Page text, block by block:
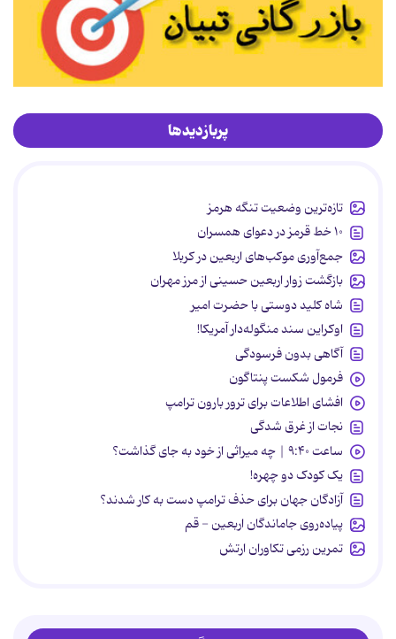
پربازدیدها
تازه‌ترین وضعیت تنگه هرمز
۱۰ خط قرمز در دعوای همسران
جمع‌آوری موکب‌های اربعین در کربلا
بازگشت زوار اربعین حسینی از مرز مهران
شاه کلید دوستی با حضرت امیر
اوکراین سند منگوله‌دار آمریکا!
آگاهی بدون فرسودگی
فرمول شکست پنتاگون
افشای اطلاعات برای ترور بارون ترامپ
نجات از غرق شدگی
ساعت ۹:۴۰ | چه میراثی از خود به جای گذاشت؟
یک کودک دو چهره!
آزادگان جهان برای حذف ترامپ دست به کار شدند؟
پیاده‌روی جاماندگان اربعین - قم
تمرین رزمی تکاوران ارتش